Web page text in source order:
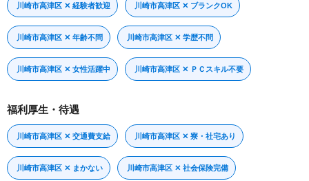
川崎市高津区 ✕ 経験者歓迎 川崎市高津区 ✕ ブランクOK
川崎市高津区 ✕ 年齢不問 川崎市高津区 ✕ 学歴不問
川崎市高津区 ✕ 女性活躍中 川崎市高津区 ✕ ＰＣスキル不要
福利厚生・待遇
川崎市高津区 ✕ 交通費支給 川崎市高津区 ✕ 寮・社宅あり
川崎市高津区 ✕ まかない 川崎市高津区 ✕ 社会保険完備